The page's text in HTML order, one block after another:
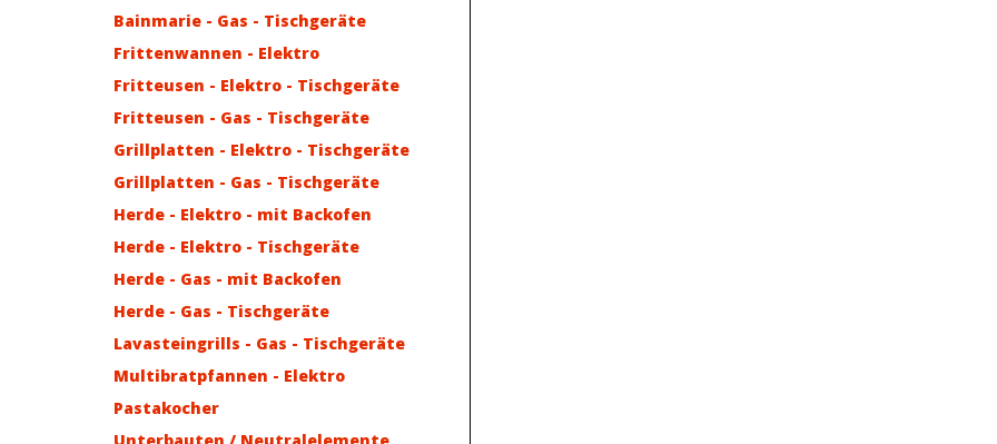
Bainmarie - Gas - Tischgeräte
Frittenwannen - Elektro
Fritteusen - Elektro - Tischgeräte
Fritteusen - Gas - Tischgeräte
Grillplatten - Elektro - Tischgeräte
Grillplatten - Gas - Tischgeräte
Herde - Elektro - mit Backofen
Herde - Elektro - Tischgeräte
Herde - Gas - mit Backofen
Herde - Gas - Tischgeräte
Lavasteingrills - Gas - Tischgeräte
Multibratpfannen - Elektro
Pastakocher